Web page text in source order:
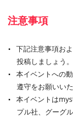
注意事項
下記注意事項お
投稿しましょう。
本イベントへの
遵守をお願いいた
本イベントは
プル社、グーグ